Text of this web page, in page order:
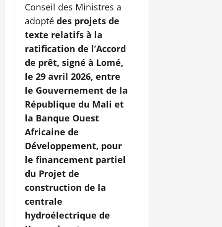
Conseil des Ministres a
adopté des projets de
texte relatifs à la
ratification de l’Accord
de prêt, signé à Lomé,
le 29 avril 2026, entre
le Gouvernement de la
République du Mali et
la Banque Ouest
Africaine de
Développement, pour
le financement partiel
du Projet de
construction de la
centrale
hydroélectrique de